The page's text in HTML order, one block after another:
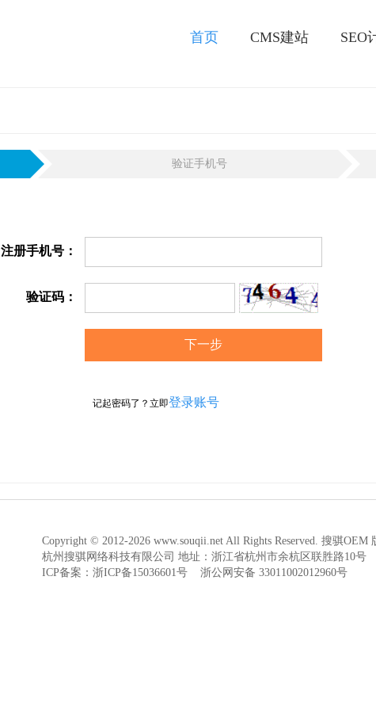
首页 CMS建站 SEO
验证手机号
注册手机号：
验证码：
记起密码了？立即登录账号
Copyright © 2012-2026 www.souqii.net All Rights Reserved. 搜骐OEM
杭州搜骐网络科技有限公司 地址：浙江省杭州市余杭区联胜路10号
ICP备案：浙ICP备15036601号 浙公网安备 33011002012960号